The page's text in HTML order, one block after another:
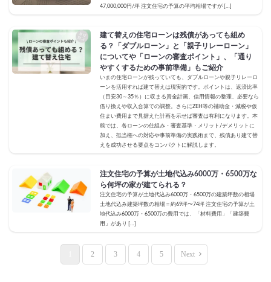
47,000,000円/坪 注文住宅の予算の平均相場ですが […]
建て替えの住宅ローンは残債があっても組め
る？「ダブルローン」と「親子リレーローン」
についてや「ローンの審査ポイント」、「通り
やすくするための事前準備」もご紹介
いまの住宅ローンが残っていても、ダブルローンや親子リレーロ
ーンを活用すれば建て替えは現実的です。ポイントは、返済比率
（目安30～35％）に収まる資金計画、信用情報の整理、必要なら
借り換えや収入合算での調整。さらにZEH等の補助金・減税や仮
住まい費用まで見据えた計画を示せば審査は有利になります。本
稿では、各ローンの仕組み・審査基準・メリット/デメリットに
加え、抵当権への対応や事前準備の実践術まで、残債あり建て替
えを成功させる要点をコンパクトに解説します。
注文住宅の予算が土地代込み6000万・6500万な
ら何坪の家が建てられる？
注文住宅の予算が土地代込み6000万・6500万の建築坪数の相場
土地代込み建築坪数の相場＝約69坪〜74坪 注文住宅の予算が土
地代込み6000万・6500万の費用では、「材料費用」「建築費
用」があり […]
2 3 4 5 Next